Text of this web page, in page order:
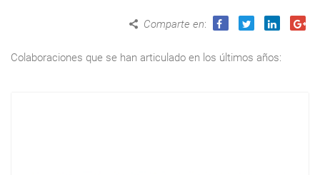
Comparte en:
Colaboraciones que se han articulado en los últimos años: